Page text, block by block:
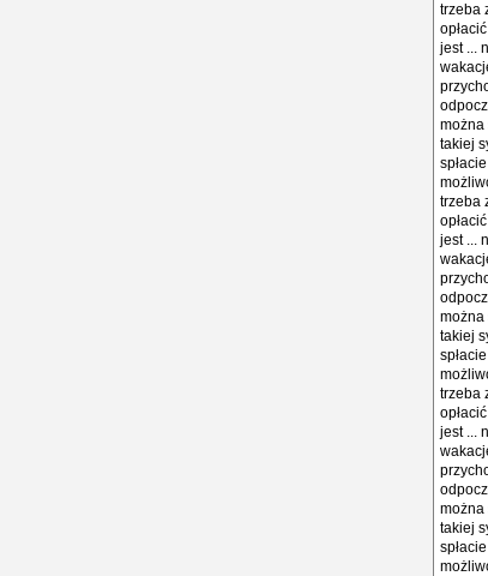
trzeba
jest ...
można
takiej
trzeba
jest ...
można
takiej
trzeba
jest ...
można
takiej